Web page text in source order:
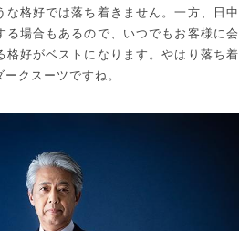
な格好では落ち着きません。一方、日中
る場合もあるので、いつでもお客様に会
格好がベストになります。やはり落ち着
クスーツですね。